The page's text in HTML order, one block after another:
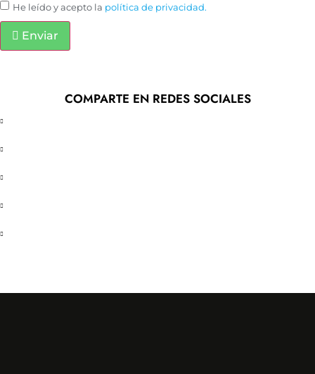
He leído y acepto la política de privacidad.
Enviar
COMPARTE EN REDES SOCIALES